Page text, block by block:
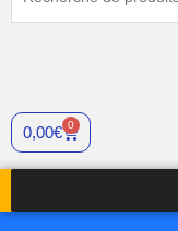
0,00€ 0
Cart